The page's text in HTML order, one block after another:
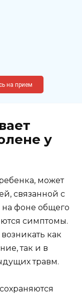
62, к12
на прием
у
может
связанной с
фоне общего
симптомы.
как
так и в
травм.